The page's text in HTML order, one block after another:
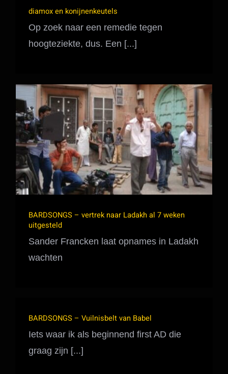
diamox en konijnenkeutels
Op zoek naar een remedie tegen
hoogteziekte, dus. Een [...]
BARDSONGS – vertrek naar Ladakh al 7
weken uitgesteld
BARDSONGS – vertrek naar Ladakh al 7 weken
uitgesteld
Sander Francken laat opnames in Ladakh
wachten
BARDSONGS – Vuilnisbelt van Babel
Iets waar ik als beginnend first AD die
graag zijn [...]